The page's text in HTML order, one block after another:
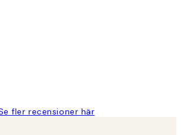
fler recensioner här